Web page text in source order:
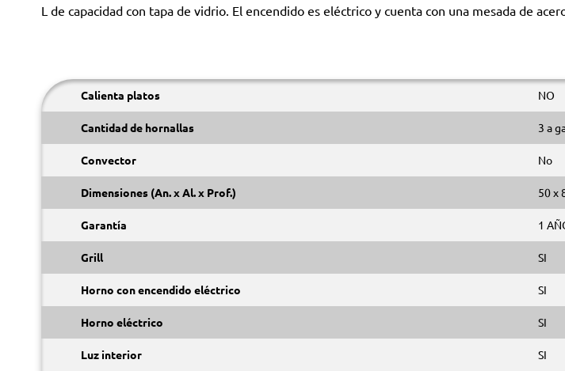
L de capacidad con tapa de vidrio. El encendido es eléctrico y cuenta con una mesada de
Calienta platos NO
Cantidad de hornallas 3 a
Convector No
Dimensiones (An. x Al. x Prof.) 50 x
Garantía 1
Grill SI
Horno con encendido eléctrico SI
Horno eléctrico SI
Luz interior SI